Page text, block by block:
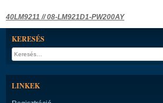
Bejegyzés
navigáció
40LM9211 // 08-LM921D1-PW200AY
KERESÉS
Keresés:
LINKEK